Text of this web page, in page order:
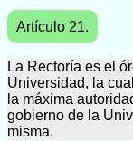
Artículo 21.
La Rectoría es el
Universidad, la
la máxima
gobierno de la
misma.